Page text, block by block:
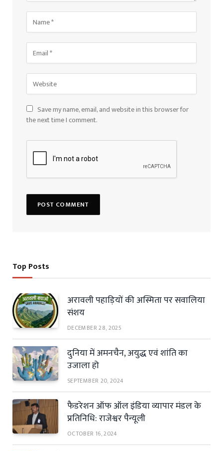
Save my name, email, and website in this browser for
the next time I comment.
Top Posts
अरावली पहाड़ियों की अस्मिता पर सवालिया
संशय
DECEMBER 28, 2025
दुनिया में अमनचैन, अयुद्ध एवं शांति का
उजाला हो
SEPTEMBER 20, 2024
फैडरेशन ऑफ ऑल इंडिया व्यापार मंडल के
प्रतिनिधि: राजेश्वर पैन्यूली
OCTOBER 16, 2024